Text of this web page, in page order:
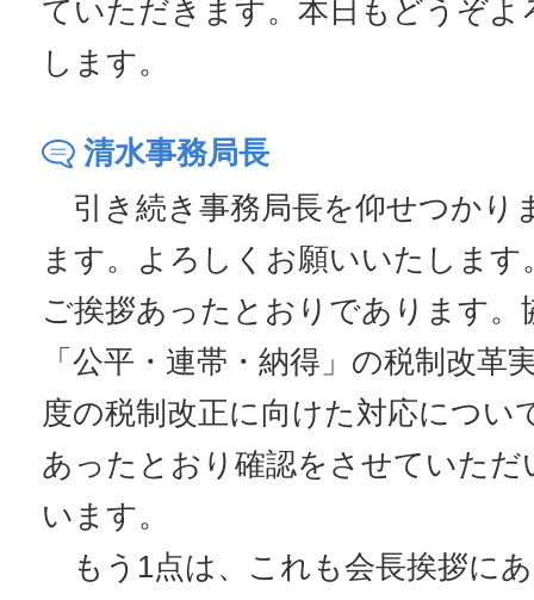
ていただきます。本日もどうぞよ
します。
清水事務局長
引き続き事務局長を仰せつかり
ます。よろしくお願いいたします
ご挨拶あったとおりであります。
「公平・連帯・納得」の税制改革
度の税制改正に向けた対応につい
あったとおり確認をさせていた
います。
もう1点は、これも会長挨拶に